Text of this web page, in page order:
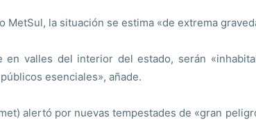
la situación se estima «de extrema
en valles del interior del estado, serán
esenciales», añade.
alertó por nuevas tempestades de «gran